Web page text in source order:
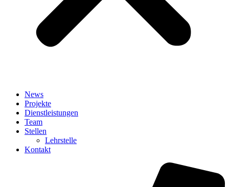
News
Projekte
Dienstleistungen
Team
Stellen
Lehrstelle
Kontakt